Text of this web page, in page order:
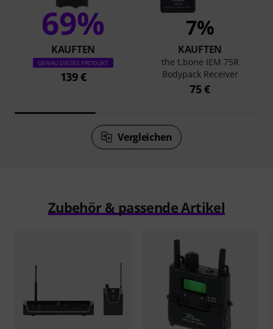
69%
KAUFTEN
GENAU DIESES PRODUKT
139 €
7%
KAUFTEN
the t.bone IEM 75R
Bodypack Receiver
75 €
Vergleichen
Zubehör & passende Artikel